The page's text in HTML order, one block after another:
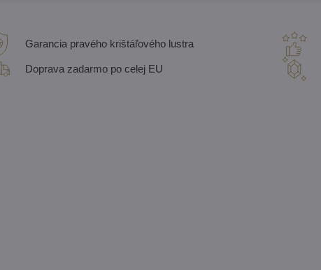
Garancia pravého krištáľového lustra
Doprava zadarmo po celej EU